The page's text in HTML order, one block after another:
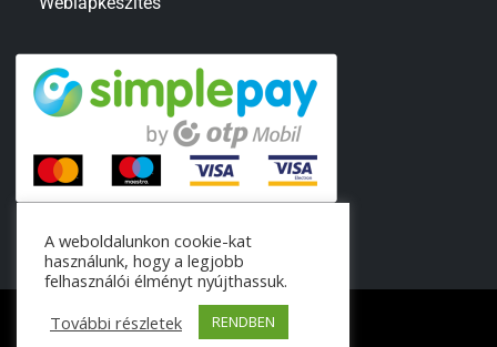
© 2024 MOBEK Kft.
A weboldalunkon cookie-kat
használunk, hogy a legjobb
felhasználói élményt nyújthassuk.
További részletek
RENDBEN